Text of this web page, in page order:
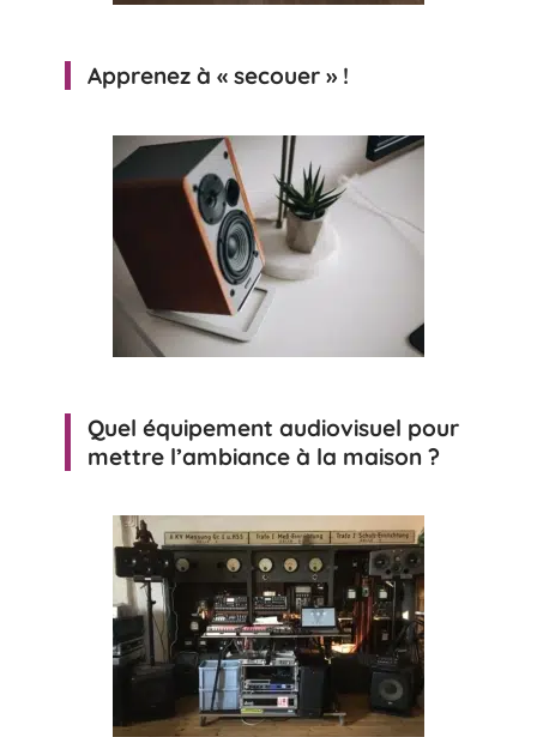
Apprenez à « secouer » !
Quel équipement audiovisuel pour
mettre l’ambiance à la maison ?